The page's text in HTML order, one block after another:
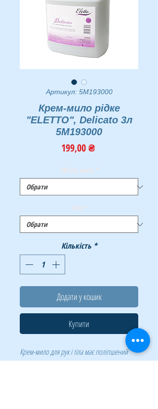
Артикул: 5M193000
Крем-мило рідке
"ELETTO", Delicato 3л
5M193000
199,00 ₴Ціна
Об'єм, вага *
Тип *
Кількість *
Додати у кошик
Купити
Крем-мило для рук і тіла має поліпшений
склад з високоякісних компонентів з